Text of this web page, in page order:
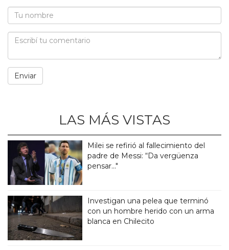
LAS MÁS VISTAS
Milei se refirió al fallecimiento del
padre de Messi: “Da vergüenza
pensar..."
Investigan una pelea que terminó
con un hombre herido con un arma
blanca en Chilecito